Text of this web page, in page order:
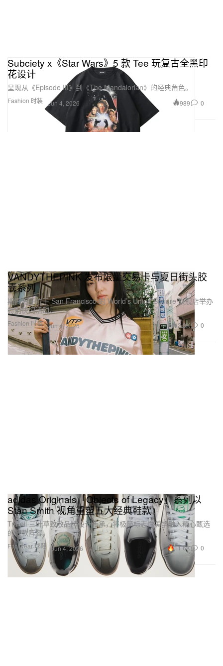
Fashion 时装
Subciety x《Star Wars》5 款 Tee 玩复古全黑印
花设计
呈现从《Episode III》到《The Mandalorian》的经典角色。
Jun 4, 2026 989 0
Fashion 时装
VANDYTHEPINK 发布限量交易卡与夏日街头胶
囊系列
期间将于位于 San Francisco 的 World’s Union Square 旗舰店举办
特别快闪活动。
Jun 4, 2026 2.0K 0
Footwear 球鞋
adidas Originals「Objects of Legacy」系列以
Stan Smith 视角重塑五大经典鞋款
Trefoil 三叶草致敬品牌设计传承，将极简标志性美学融入精心甄选
的鞋款阵容。
Jun 4, 2026 11.6K 0